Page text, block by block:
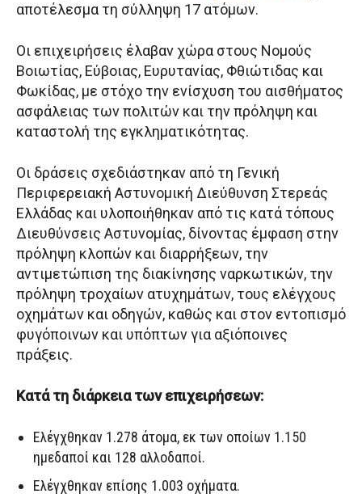
αποτέλεσμα τη σύλληψη 17 ατόμων.
Οι επιχειρήσεις έλαβαν χώρα στους Νομούς
Βοιωτίας, Εύβοιας, Ευρυτανίας, Φθιώτιδας και
Φωκίδας, με στόχο την ενίσχυση του αισθήματος
ασφάλειας των πολιτών και την πρόληψη και
καταστολή της εγκληματικότητας.
Οι δράσεις σχεδιάστηκαν από τη Γενική
Περιφερειακή Αστυνομική Διεύθυνση Στερεάς
Ελλάδας και υλοποιήθηκαν από τις κατά τόπους
Διευθύνσεις Αστυνομίας, δίνοντας έμφαση στην
πρόληψη κλοπών και διαρρήξεων, την
αντιμετώπιση της διακίνησης ναρκωτικών, την
πρόληψη τροχαίων ατυχημάτων, τους ελέγχους
οχημάτων και οδηγών, καθώς και στον εντοπισμό
φυγόποινων και υπόπτων για αξιόποινες
πράξεις.
Κατά τη διάρκεια των επιχειρήσεων:
Ελέγχθηκαν 1.278 άτομα, εκ των οποίων 1.150
ημεδαποί και 128 αλλοδαποί.
Ελέγχθηκαν επίσης 1.003 οχήματα.